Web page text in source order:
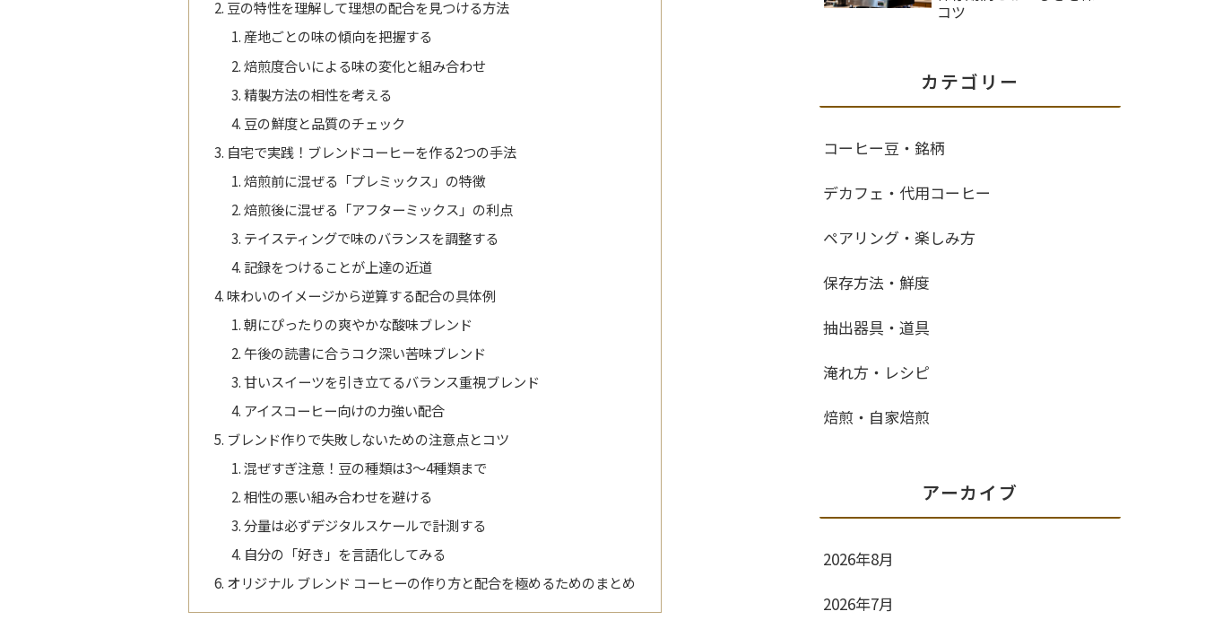
豆の特性を理解して理想の配合を見つける方法
産地ごとの味の傾向を把握する
焙煎度合いによる味の変化と組み合わせ
精製方法の相性を考える
豆の鮮度と品質のチェック
自宅で実践！ブレンドコーヒーを作る2つの手法
焙煎前に混ぜる「プレミックス」の特徴
焙煎後に混ぜる「アフターミックス」の利点
テイスティングで味のバランスを調整する
記録をつけることが上達の近道
味わいのイメージから逆算する配合の具体例
朝にぴったりの爽やかな酸味ブレンド
午後の読書に合うコク深い苦味ブレンド
甘いスイーツを引き立てるバランス重視ブレンド
アイスコーヒー向けの力強い配合
ブレンド作りで失敗しないための注意点とコツ
混ぜすぎ注意！豆の種類は3〜4種類まで
相性の悪い組み合わせを避ける
分量は必ずデジタルスケールで計測する
自分の「好き」を言語化してみる
オリジナル ブレンド コーヒーの作り方と配合を極めるためのまとめ
コツ
カテゴリー
コーヒー豆・銘柄
デカフェ・代用コーヒー
ペアリング・楽しみ方
保存方法・鮮度
抽出器具・道具
淹れ方・レシピ
焙煎・自家焙煎
アーカイブ
2026年8月
2026年7月